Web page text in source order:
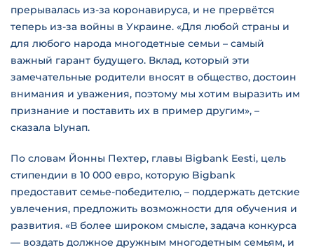
прерывалась из-за коронавируса, и не прервётся
теперь из-за войны в Украине. «Для любой страны и
для любого народа многодетные семьи – самый
важный гарант будущего. Вклад, который эти
замечательные родители вносят в общество, достоин
внимания и уважения, поэтому мы хотим выразить им
признание и поставить их в пример другим», –
сказала Ыунап.
По словам Йонны Пехтер, главы Bigbank Eesti, цель
стипендии в 10 000 евро, которую Bigbank
предоставит семье-победителю, – поддержать детские
увлечения, предложить возможности для обучения и
развития. «В более широком смысле, задача конкурса
— воздать должное дружным многодетным семьям, и